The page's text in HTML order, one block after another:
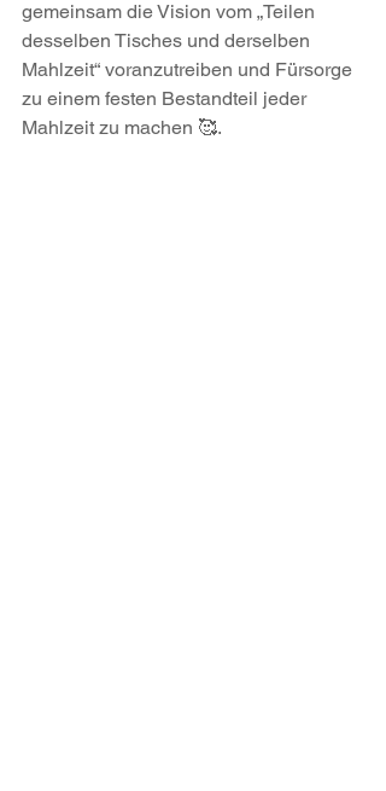
gemeinsam die Vision vom „Teilen
desselben Tisches und derselben
Mahlzeit“ voranzutreiben und Fürsorge
zu einem festen Bestandteil jeder
Mahlzeit zu machen 🥰.